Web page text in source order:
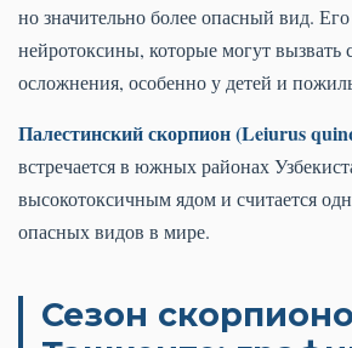
но значительно более опасный вид.
нейротоксины, которые могут вызвать
осложнения, особенно у детей и
Палестинский скорпион (Leiurus
встречается в южных районах
высокотоксичным ядом и считается
опасных видов в мире.
Сезон